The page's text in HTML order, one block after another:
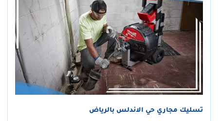
تسليك مجاري حي الاندلس بالرياض